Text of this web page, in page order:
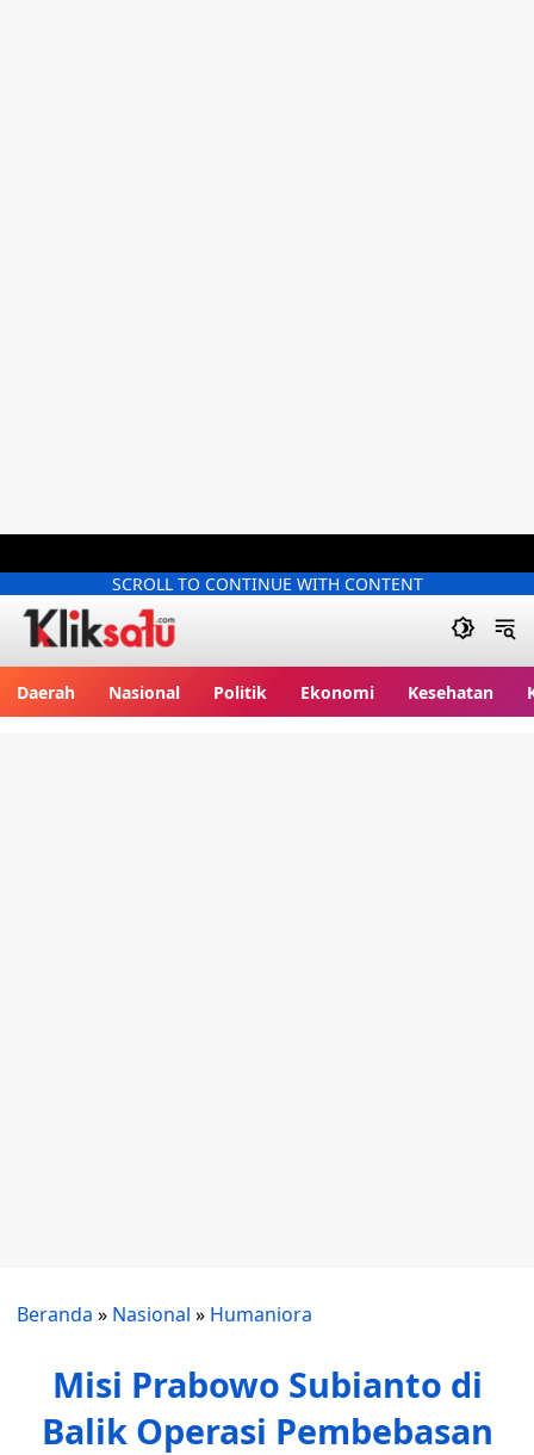
SCROLL TO CONTINUE WITH CONTENT
Daerah Nasional Politik Ekonomi Kesehatan
Beranda » Nasional » Humaniora
Misi Prabowo Subianto di
Balik Operasi Pembebasan